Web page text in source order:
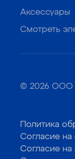
Аксессуары
Смотреть
© 2026 ООО
Политика
Согласие на
Согласие